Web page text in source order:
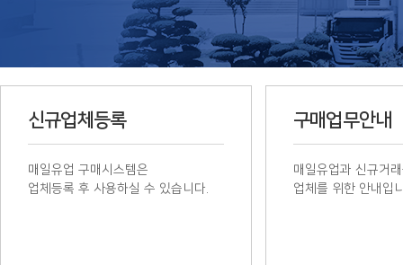
신규업체등록
매일유업 구매시스템은
업체등록 후 사용하실 수 있습니다.
구매업무안내
매일유업과 신규거
업체를 위한 안내입